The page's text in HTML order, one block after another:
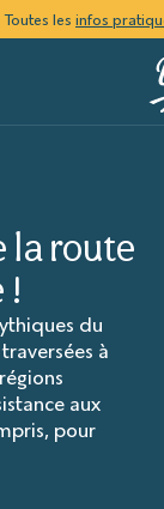
Toutes les infos
la route
!
du
à
aux
pour